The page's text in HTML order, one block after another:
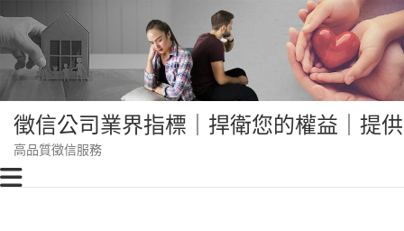
to
content
徵信公司業界指標｜捍衛您的權益｜提
高品質徵信服務